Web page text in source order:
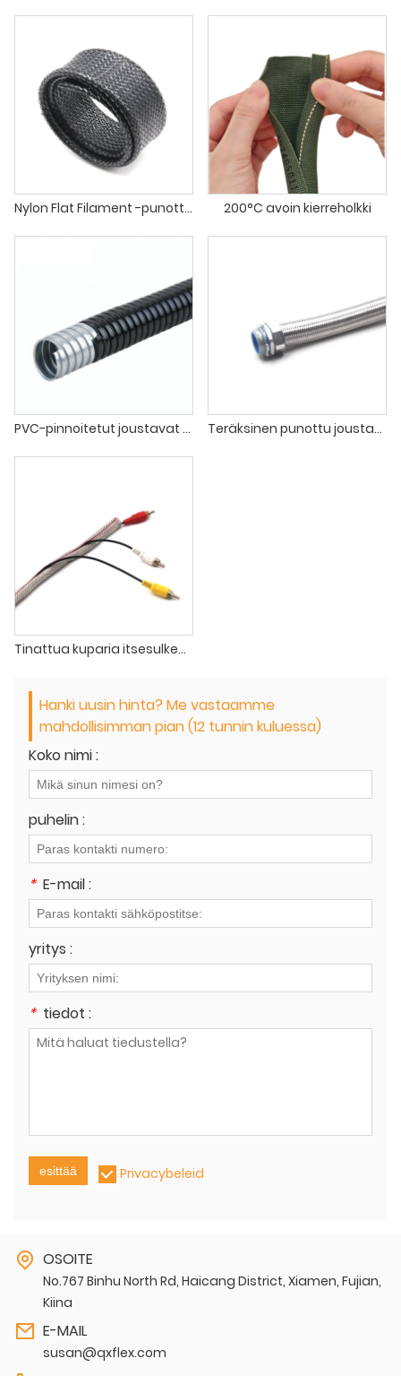
Nylon Flat Filament -punottu suojus 200°C avoin kierreholkki
PVC-pinnoitetut joustavat putket Teräksinen punottu joustava putki
Tinattua kuparia itsesulkeutuva suojavaippa
Hanki uusin hinta? Me vastaamme
mahdollisimman pian (12 tunnin kuluessa)
Koko nimi :
puhelin :
* E-mail :
yritys :
* tiedot :
esittää Privacybeleid
OSOITE
No.767 Binhu North Rd, Haicang District, Xiamen, Fujian,
Kiina
E-MAIL
susan@qxflex.com